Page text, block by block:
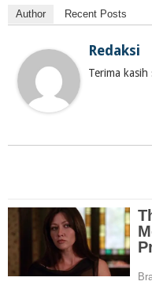
Author Recent Posts
Redaksi
Terima